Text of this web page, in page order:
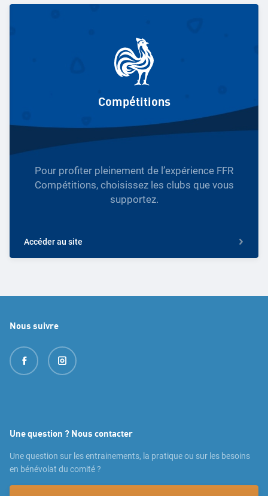
Compétitions
Pour profiter pleinement de l’expérience FFR
Compétitions, choisissez les clubs que vous
supportez.
Accéder au site
Nous suivre
Une question ? Nous contacter
Une question sur les entrainements, la pratique ou sur les besoins
en bénévolat du comité ?